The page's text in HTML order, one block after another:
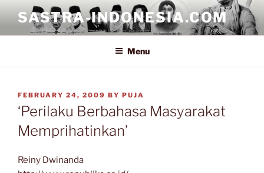
content
SASTRA-INDONESIA.COM
Menu
POSTED
ON
FEBRUARY 24, 2009 BY PUJA
‘Perilaku Berbahasa Masyarakat
Memprihatinkan’
Reiny Dwinanda